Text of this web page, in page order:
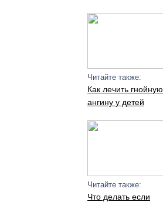
Читайте также:
Как лечить гнойную
ангину у детей
Читайте также:
Что делать если